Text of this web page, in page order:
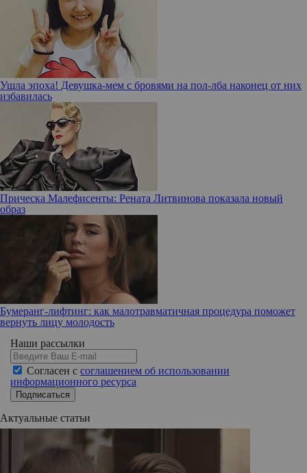
Ушла эпоха! Девушка-мем с бровями на пол-лба наконец от них
избавилась
Прическа Малефисенты: Рената Литвинова показала новый
образ
Бумеранг-лифтинг: как малотравматичная процедура поможет
вернуть лицу молодость
Наши рассылки
Согласен с соглашением об использовании
информационного ресурса
Подписаться
Актуальные статьи